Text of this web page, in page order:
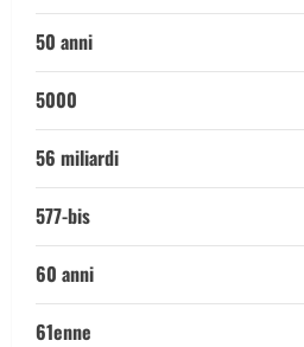
50 anni
5000
56 miliardi
577-bis
60 anni
61enne